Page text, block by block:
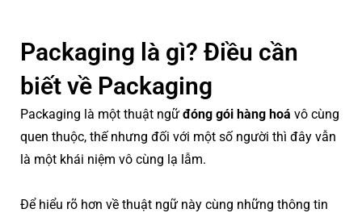
Packaging là gì? Điều cần
biết về Packaging
Packaging là một thuật ngữ đóng gói hàng hoá vô cùng
quen thuộc, thế nhưng đối với một số người thì đây vẫn
là một khái niệm vô cùng lạ lẫm.
Để hiểu rõ hơn về thuật ngữ này cùng những thông tin